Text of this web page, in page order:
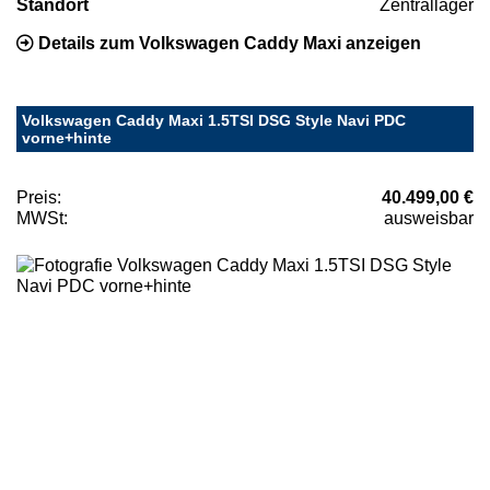
Standort Zentrallager
Details zum Volkswagen Caddy Maxi anzeigen
Volkswagen Caddy Maxi 1.5TSI DSG Style Navi PDC
vorne+hinte
Preis:
40.499,00 €
MWSt:
ausweisbar